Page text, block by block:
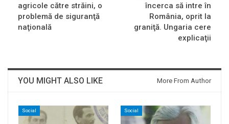
agricole către străini, o
problemă de siguranţă
naţională
încerca să intre în
România, oprit la
graniţă. Ungaria cere
explicaţii
YOU MIGHT ALSO LIKE More From Author
Social Social